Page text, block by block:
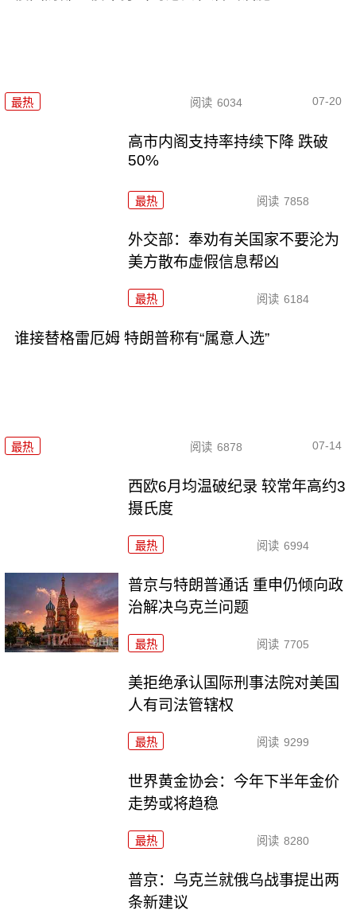
最热 阅读 6034 07-20
高市内阁支持率持续下降 跌破
50%
最热 阅读 7858
外交部：奉劝有关国家不要沦为
美方散布虚假信息帮凶
最热 阅读 6184
谁接替格雷厄姆 特朗普称有“属意人选”
最热 阅读 6878 07-14
西欧6月均温破纪录 较常年高约3
摄氏度
最热 阅读 6994
普京与特朗普通话 重申仍倾向政
治解决乌克兰问题
最热 阅读 7705
美拒绝承认国际刑事法院对美国
人有司法管辖权
最热 阅读 9299
世界黄金协会：今年下半年金价
走势或将趋稳
最热 阅读 8280
普京：乌克兰就俄乌战事提出两
条新建议